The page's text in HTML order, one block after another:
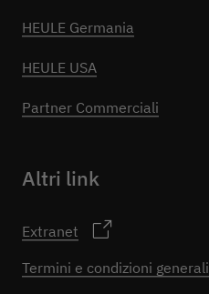
HEULE Germania
HEULE USA
Partner Commerciali
Altri link
Extranet
Termini e condizioni generali